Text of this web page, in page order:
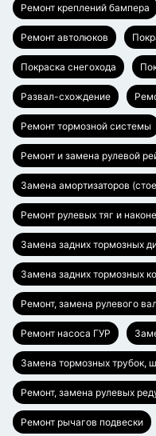
Ремонт креплений бампера
Ремонт автолюков
Покраска снегохода
Развал-схождение
Ремонт тормозной системы
Ремонт и замена рулевой
Замена амортизаторов
Ремонт рулевых тяг и
Замена задних тормозных
Замена задних тормозных
Ремонт, замена рулевого
Ремонт насоса ГУР
Замена тормозных трубок,
Ремонт, замена рулевых
Ремонт рычагов подвески